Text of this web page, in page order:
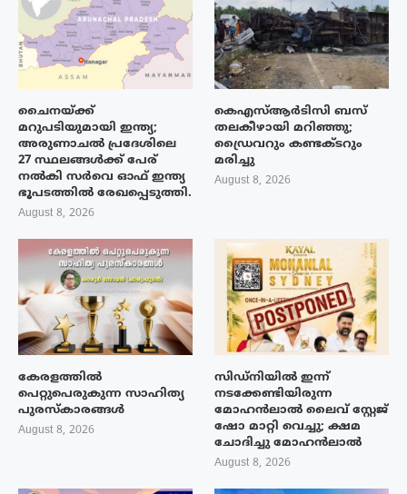
ചൈനയ്ക്ക്
മറുപടിയുമായി ഇന്ത്യ;
അരുണാചൽ പ്രദേശിലെ
27 സ്ഥലങ്ങൾക്ക് പേര്
നൽകി സർവെ ഓഫ് ഇന്ത്യ
ഭൂപടത്തിൽ രേഖപ്പെടുത്തി.
August 8, 2026
കെഎസ്ആർടിസി ബസ്
തലകീഴായി മറിഞ്ഞു;
ഡ്രൈവറും കണ്ടക്ടറും
മരിച്ചു
August 8, 2026
കേരളത്തിൽ
പെറ്റുപെരുകുന്ന സാഹിത്യ
പുരസ്‌കാരങ്ങൾ
August 8, 2026
സിഡ്നിയിൽ ഇന്ന്
നടക്കേണ്ടിയിരുന്ന
മോഹൻലാൽ ലൈവ് സ്റ്റേജ്
ഷോ മാറ്റി വെച്ചു; ക്ഷമ
ചോദിച്ചു മോഹൻലാൽ
August 8, 2026